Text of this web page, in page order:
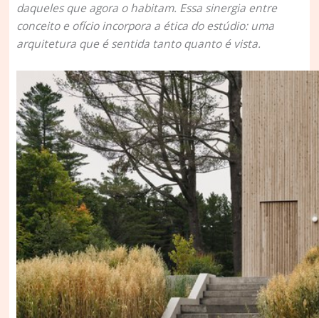
daqueles que agora o habitam. Essa sinergia entre
conceito e ofício incorpora a ética do estúdio: uma
arquitetura que é sentida tanto quanto é vista.